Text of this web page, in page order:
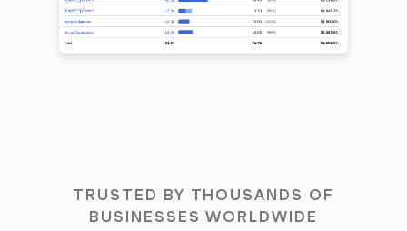
TRUSTED BY THOUSANDS OF
BUSINESSES WORLDWIDE